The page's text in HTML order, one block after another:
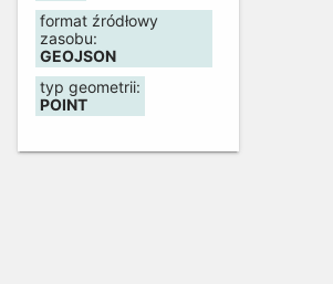
format źródłowy
zasobu:
GEOJSON
typ geometrii:
POINT